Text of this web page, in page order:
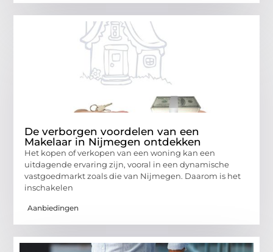
De verborgen voordelen van een
Makelaar in Nijmegen ontdekken
Het kopen of verkopen van een woning kan een
uitdagende ervaring zijn, vooral in een dynamische
vastgoedmarkt zoals die van Nijmegen. Daarom is het
inschakelen
Aanbiedingen